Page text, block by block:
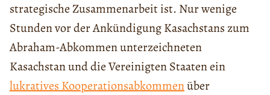
strategische Zusammenarbeit ist. Nur wenige
Stunden vor der Ankündigung Kasachstans zum
Abraham-Abkommen unterzeichneten
Kasachstan und die Vereinigten Staaten ein
lukratives Kooperationsabkommenüber